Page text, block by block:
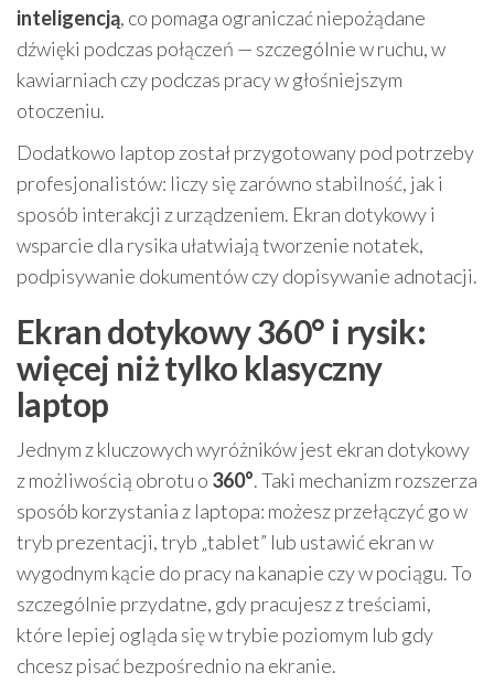
inteligencją, co pomaga ograniczać niepożądane
dźwięki podczas połączeń — szczególnie w ruchu, w
kawiarniach czy podczas pracy w głośniejszym
otoczeniu.
Dodatkowo laptop został przygotowany pod potrzeby
profesjonalistów: liczy się zarówno stabilność, jak i
sposób interakcji z urządzeniem. Ekran dotykowy i
wsparcie dla rysika ułatwiają tworzenie notatek,
podpisywanie dokumentów czy dopisywanie adnotacji.
Ekran dotykowy 360° i rysik:
więcej niż tylko klasyczny
laptop
Jednym z kluczowych wyróżników jest ekran dotykowy
z możliwością obrotu o 360°. Taki mechanizm rozszerza
sposób korzystania z laptopa: możesz przełączyć go w
tryb prezentacji, tryb „tablet” lub ustawić ekran w
wygodnym kącie do pracy na kanapie czy w pociągu. To
szczególnie przydatne, gdy pracujesz z treściami,
które lepiej ogląda się w trybie poziomym lub gdy
chcesz pisać bezpośrednio na ekranie.